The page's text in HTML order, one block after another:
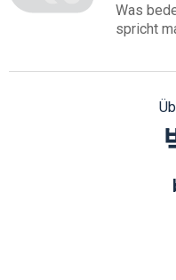
Was
spricht